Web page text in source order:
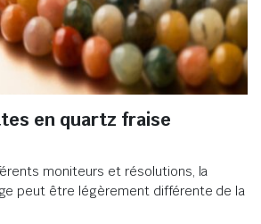
en quartz fraise
moniteurs et résolutions, la
peut être légèrement différente de la